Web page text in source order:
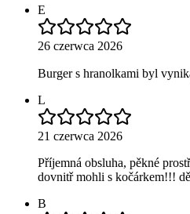
E
26 czerwca 2026
Burger s hranolkami byl
L
21 czerwca 2026
Příjemná obsluha, pěkné
dovnitř mohli s kočárkem!!!
B